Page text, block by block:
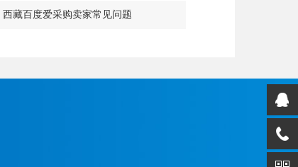
西藏百度爱采购卖家常见问题